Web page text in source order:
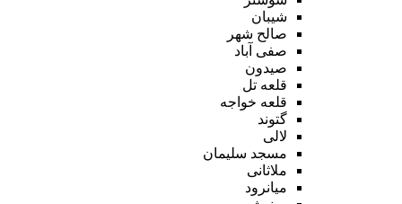
شیبان
صالح شهر
صفی آباد
صیدون
قلعه تل
قلعه خواجه
گتوند
لالی
مسجد سلیمان
ملاثانی
میانرود